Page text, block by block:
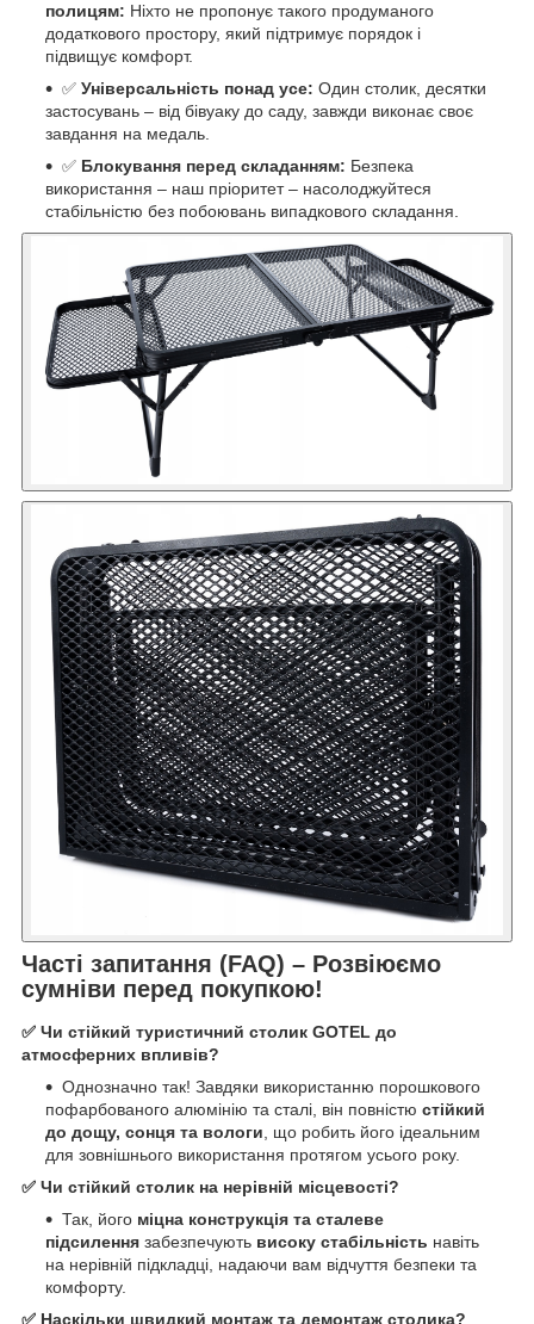
полицям: Ніхто не пропонує такого продуманого
додаткового простору, який підтримує порядок і
підвищує комфорт.
✅ Універсальність понад усе: Один столик, десятки
застосувань – від бівуаку до саду, завжди виконає своє
завдання на медаль.
✅ Блокування перед складанням: Безпека
використання – наш пріоритет – насолоджуйтеся
стабільністю без побоювань випадкового складання.
Часті запитання (FAQ) – Розвіюємо
сумніви перед покупкою!
✅ Чи стійкий туристичний столик GOTEL до
атмосферних впливів?
Однозначно так! Завдяки використанню порошкового
пофарбованого алюмінію та сталі, він повністю стійкий
до дощу, сонця та вологи , що робить його ідеальним
для зовнішнього використання протягом усього року.
✅ Чи стійкий столик на нерівній місцевості?
Так, його міцна конструкція та сталеве
підсилення забезпечують високу стабільність навіть
на нерівній підкладці, надаючи вам відчуття безпеки та
комфорту.
✅ Наскільки швидкий монтаж та демонтаж столика?